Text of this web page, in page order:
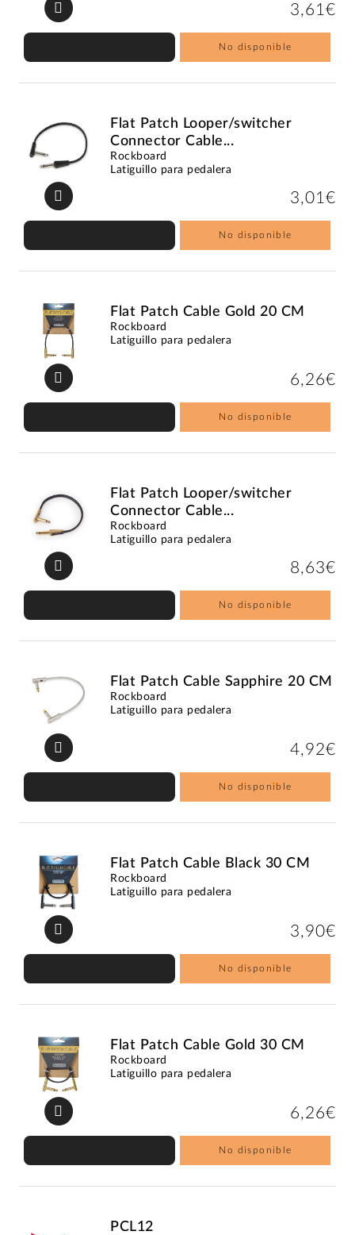
3,61€
No disponible
Flat Patch Looper/switcher
Connector Cable...
Rockboard
Latiguillo para pedalera
3,01€
No disponible
Flat Patch Cable Gold 20 CM
Rockboard
Latiguillo para pedalera
6,26€
No disponible
Flat Patch Looper/switcher
Connector Cable...
Rockboard
Latiguillo para pedalera
8,63€
No disponible
Flat Patch Cable Sapphire 20 CM
Rockboard
Latiguillo para pedalera
4,92€
No disponible
Flat Patch Cable Black 30 CM
Rockboard
Latiguillo para pedalera
3,90€
No disponible
Flat Patch Cable Gold 30 CM
Rockboard
Latiguillo para pedalera
6,26€
No disponible
PCL12